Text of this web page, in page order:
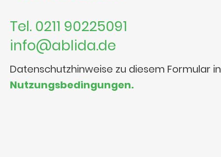
Tel. 0211 90225091
info@ablida.de
Datenschutzhinweise zu diesem Formular
Nutzungsbedingungen.